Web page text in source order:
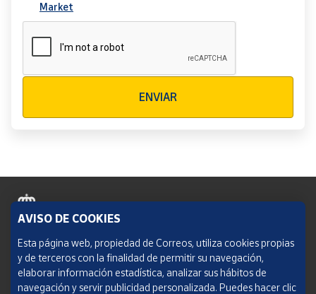
Market
ENVIAR
Política de cookies
Aviso legal
AVISO DE COOKIES
Esta página web, propiedad de Correos, utiliza cookies propias
y de terceros con la finalidad de permitir su navegación,
elaborar información estadística, analizar sus hábitos de
navegación y servir publicidad personalizada. Puedes hacer clic